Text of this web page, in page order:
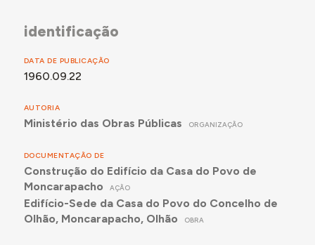
identificação
DATA DE PUBLICAÇÃO
1960.09.22
AUTORIA
Ministério das Obras Públicas ORGANIZAÇÃO
DOCUMENTAÇÃO DE
Construção do Edifício da Casa do Povo de
Moncarapacho
AÇÃO
Edifício-Sede da Casa do Povo do Concelho de
Olhão, Moncarapacho, Olhão
OBRA